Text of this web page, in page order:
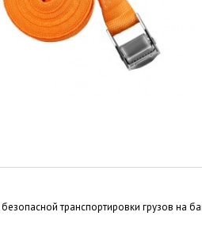
транспортировки грузов на